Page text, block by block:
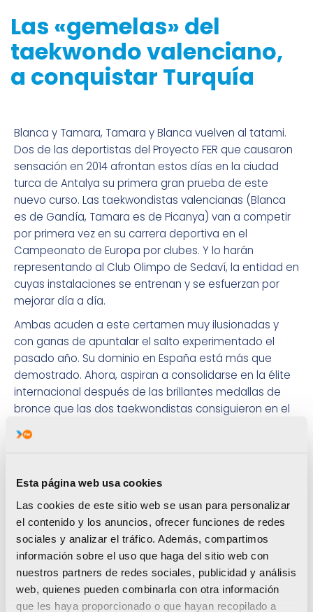
Esta página web usa cookies
Las cookies de este sitio web se usan para personalizar
el contenido y los anuncios, ofrecer funciones de redes
sociales y analizar el tráfico. Además, compartimos
información sobre el uso que haga del sitio web con
nuestros partners de redes sociales, publicidad y análisis
web, quienes pueden combinarla con otra información
que les haya proporcionado o que hayan recopilado a
Las «gemelas» del
taekwondo valenciano,
a conquistar Turquía
Blanca y Tamara, Tamara y Blanca vuelven al tatami.
Dos de las deportistas del Proyecto FER que causaron
sensación en 2014 afrontan estos días en la ciudad
turca de Antalya su primera gran prueba de este
nuevo curso. Las taekwondistas valencianas (Blanca
es de Gandía, Tamara es de Picanya) van a competir
por primera vez en su carrera deportiva en el
Campeonato de Europa por clubes. Y lo harán
representando al Club Olimpo de Sedaví, la entidad en
cuyas instalaciones se entrenan y se esfuerzan por
mejorar día a día.
Ambas acuden a este certamen muy ilusionadas y
con ganas de apuntalar el salto experimentado el
pasado año. Su dominio en España está más que
demostrado. Ahora, aspiran a consolidarse en la élite
internacional después de las brillantes medallas de
bronce que las dos taekwondistas consiguieron en el
Campeonato del Mundo junior celebrado en marzo de
2014 en Taipei.
domingo y competirán hoy martes. Las dos lo harán
todavía en categoría junior, Blanca en menos de 44 kg,
y Tamara en menos de 46 kg. La primera buscará el
podio junto con otras 8 rivales, mientras que la
segunda tendrá enfrente más competidoras, en
concreto 12.
Y para esta novedosa aventura, Blanca y Tamara no
han viajado solas. Contarán con el apoyo de su